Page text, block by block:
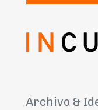
Archivo &